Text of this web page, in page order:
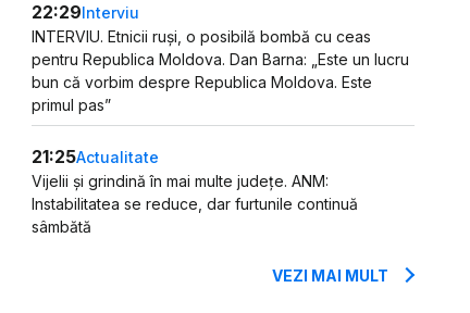
22:29Interviu
INTERVIU. Etnicii ruși, o posibilă bombă cu ceas
pentru Republica Moldova. Dan Barna: „Este un lucru
bun că vorbim despre Republica Moldova. Este
primul pas”
21:25Actualitate
Vijelii și grindină în mai multe județe. ANM:
Instabilitatea se reduce, dar furtunile continuă
sâmbătă
VEZI MAI MULT